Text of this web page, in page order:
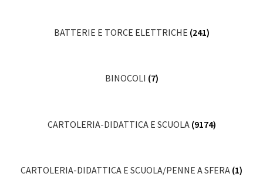
BATTERIE E TORCE ELETTRICHE (241)
BINOCOLI (7)
CARTOLERIA-DIDATTICA E SCUOLA (9174)
CARTOLERIA-DIDATTICA E SCUOLA/PENNE A SFERA (1)